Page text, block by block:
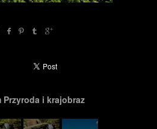
Przyroda i krajobraz